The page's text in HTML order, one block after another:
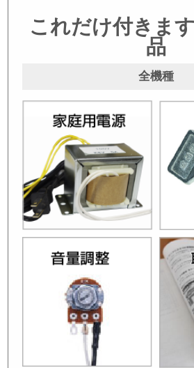
これだけ付きま
品
全機種